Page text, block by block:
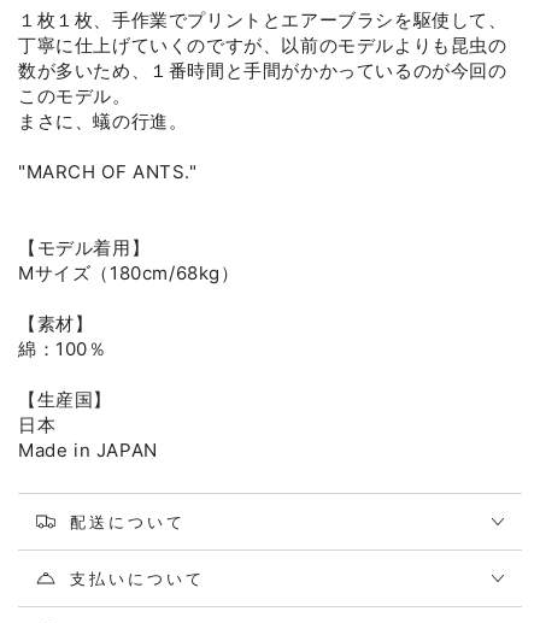
１枚１枚、手作業でプリントとエアーブラシを駆使して、
丁寧に仕上げていくのですが、以前のモデルよりも昆虫の
数が多いため、１番時間と手間がかかっているのが今回の
このモデル。
まさに、蟻の行進。
"MARCH OF ANTS."
【モデル着用】
Mサイズ（180cm/68kg）
【素材】
綿：100％
【生産国】
日本
Made in JAPAN
配送について
支払いについて